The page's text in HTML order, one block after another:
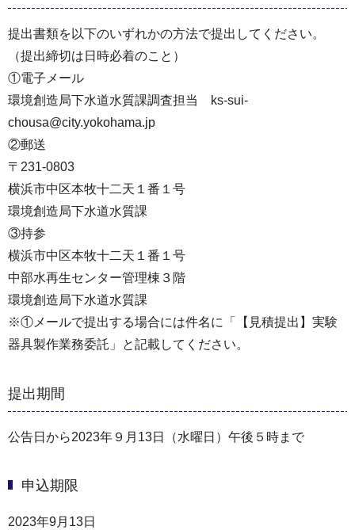
提出書類を以下のいずれかの方法で提出してください。
（提出締切は日時必着のこと）
①電⼦メール
環境創造局下⽔道⽔質課調査担当 ks-sui-
chousa@city.yokohama.jp
②郵送
〒231-0803
横浜市中区本牧⼗⼆天１番１号
環境創造局下⽔道⽔質課
③持参
横浜市中区本牧⼗⼆天１番１号
中部⽔再⽣センター管理棟３階
環境創造局下⽔道⽔質課
※①メールで提出する場合には件名に「【見積提出】実験
器具製作業務委託」と記載してください。
提出期間
公告日から2023年９月13日（水曜日）午後５時まで
申込期限
2023年9月13日